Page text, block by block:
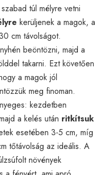
túl mélyre vetni
kerüljenek a magok, a
cm távolságot.
beöntözni, majd a
takarni. Ezt követően
a magok jól
meg finoman.
kezdetben
a kelés után ritkítsuk
esetében 3-5 cm, míg
tőtávolság az ideális. A
növények